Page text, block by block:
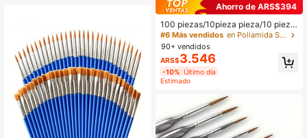
Ahorro de ARS$394
100 piezas/10pieza pieza/10 pieza
s Bolígrafos de arte con ganchos pa
ra pinceles de madera, adecuados
para líneas de contorno en pintura a
rtística
#6 Más vendidos
en Poliamida Suministros de pintura y dibujo
90+ vendidos
ARS$3.546
-10% Último día
Estimado